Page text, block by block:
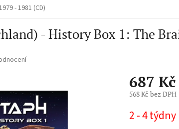
- 1981 (CD)
- History Box 1: The
687 Kč
568 Kč bez DPH
cena:
2 - 4 týdny